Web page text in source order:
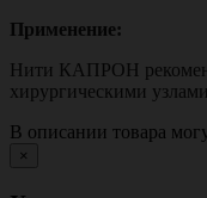
Применение:
Нити КАПРОН
хирургическими
В описании товара
×